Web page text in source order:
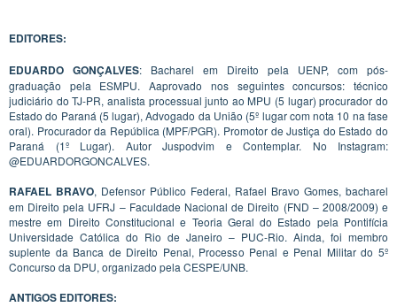
EDITORES:
EDUARDO GONÇALVES: Bacharel em Direito pela UENP, com pós-
graduação pela ESMPU. Aaprovado nos seguintes concursos: técnico
judiciário do TJ-PR, analista processual junto ao MPU (5 lugar) procurador do
Estado do Paraná (5 lugar), Advogado da União (5º lugar com nota 10 na fase
oral). Procurador da República (MPF/PGR). Promotor de Justiça do Estado do
Paraná (1º Lugar). Autor Juspodvim e Contemplar. No Instagram:
@EDUARDORGONCALVES.
RAFAEL BRAVO, Defensor Público Federal, Rafael Bravo Gomes, bacharel
em Direito pela UFRJ – Faculdade Nacional de Direito (FND – 2008/2009) e
mestre em Direito Constitucional e Teoria Geral do Estado pela Pontifícia
Universidade Católica do Rio de Janeiro – PUC-Rio. Ainda, foi membro
suplente da Banca de Direito Penal, Processo Penal e Penal Militar do 5º
Concurso da DPU, organizado pela CESPE/UNB.
ANTIGOS EDITORES: